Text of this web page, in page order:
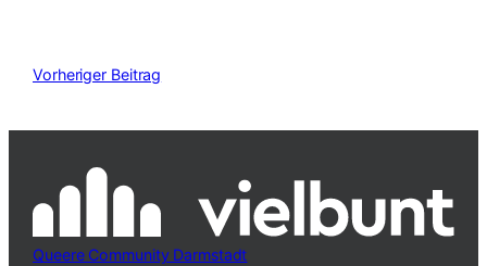
Vorheriger Beitrag
Queere Community Darmstadt